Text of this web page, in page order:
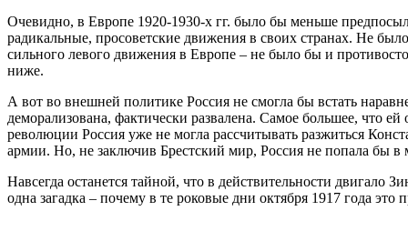
Очевидно, в Европе 1920-1930-х гг. было бы меньше
радикальные, просоветские движения в своих странах. Не
сильного левого движения в Европе – не было бы и
ниже.
А вот во внешней политике Россия не смогла бы встать
деморализована, фактически развалена. Самое большее, что
революции Россия уже не могла рассчитывать разжиться
армии. Но, не заключив Брестский мир, Россия не попала бы
Навсегда останется тайной, что в действительности
одна загадка – почему в те роковые дни октября 1917 года